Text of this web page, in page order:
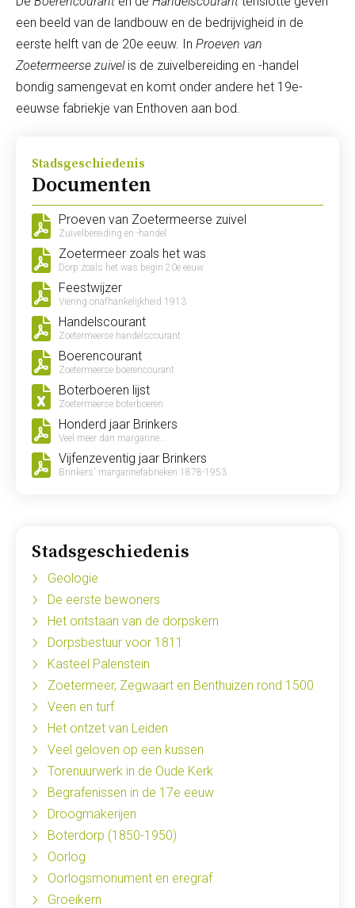
een beeld van de landbouw en de bedrijvigheid in de
eerste helft van de 20e eeuw. In Proeven van
Zoetermeerse zuivelis de zuivelbereiding en -handel
bondig samengevat en komt onder andere het 19e-
eeuwse fabriekje van Enthoven aan bod.
Stadsgeschiedenis
Documenten
Proeven van Zoetermeerse zuivel
Zuivelbereiding en -handel
Zoetermeer zoals het was
Dorp zoals het was begin 20e eeuw
Feestwijzer
Viering onafhankelijkheid 1913
Handelscourant
Zoetermeerse handelscourant
Boerencourant
Zoetermeerse boerencourant
Boterboeren lijst
Zoetermeerse boterboeren
Honderd jaar Brinkers
Veel meer dan margarine...
Vijfenzeventig jaar Brinkers
Brinkers' margarinefabrieken 1878-1953
Stadsgeschiedenis
Geologie
De eerste bewoners
Het ontstaan van de dorpskern
Dorpsbestuur voor 1811
Kasteel Palenstein
Zoetermeer, Zegwaart en Benthuizen rond 1500
Veen en turf
Het ontzet van Leiden
Veel geloven op een kussen
Torenuurwerk in de Oude Kerk
Begrafenissen in de 17e eeuw
Droogmakerijen
Boterdorp (1850-1950)
Oorlog
Oorlogsmonument en eregraf
Groeikern